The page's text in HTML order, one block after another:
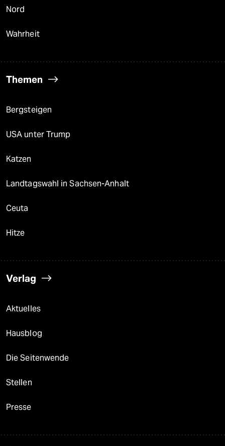
Nord
Wahrheit
Themen
Bergsteigen
USA unter Trump
Katzen
Landtagswahl in Sachsen-Anhalt
Ceuta
Hitze
Verlag
Aktuelles
Hausblog
Die Seitenwende
Stellen
Presse